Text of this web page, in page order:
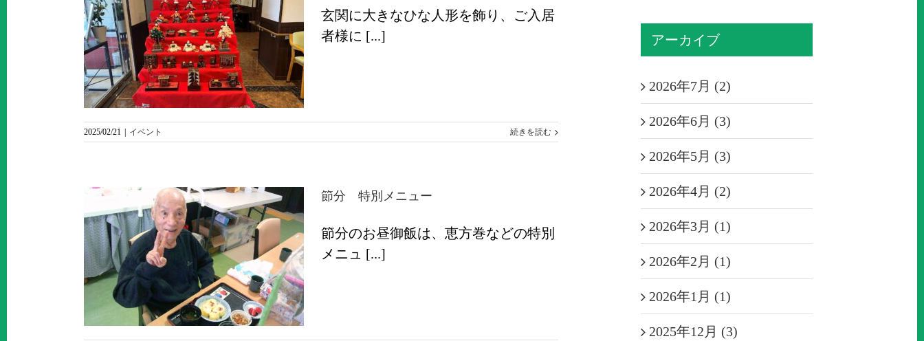
玄関に大きなひな人形を飾り、ご入居
者様に [...]
2025/02/21 イベント 続きを読む
節分 特別メニュー
節分のお昼御飯は、恵方巻などの特別
メニュ [...]
アーカイブ
2026年7月 (2)
2026年6月 (3)
2026年5月 (3)
2026年4月 (2)
2026年3月 (1)
2026年2月 (1)
2026年1月 (1)
2025年12月 (3)